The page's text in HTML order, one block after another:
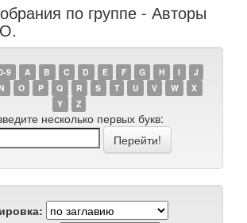
по группе - Авторы
9 A B C D E F G H I
J
O P Q R S T U V W
X
Y
Z
несколько первых букв: